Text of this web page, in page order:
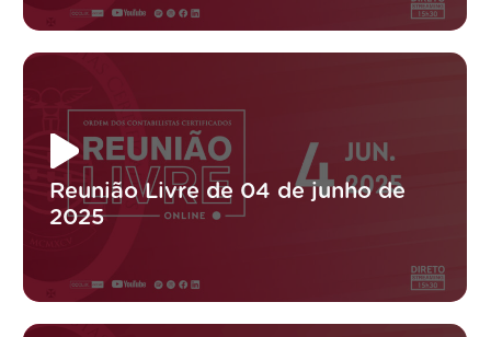
Reunião Livre de 04 de junho de
2025